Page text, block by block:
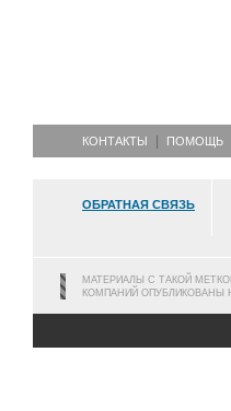
КОНТАКТЫ ПОМОЩЬ
ОБРАТНАЯ СВЯЗЬ
МАТЕРИАЛЫ С ТАКОЙ
КОМПАНИЙ